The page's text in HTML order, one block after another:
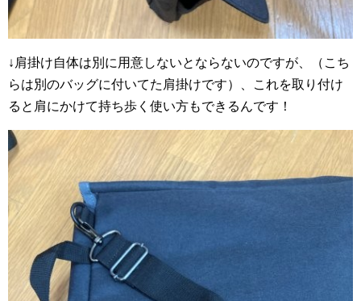
↓肩掛け自体は別に用意しないとならないのですが、（こち
らは別のバッグに付いてた肩掛けです）、これを取り付け
ると肩にかけて持ち歩く使い方もできるんです！